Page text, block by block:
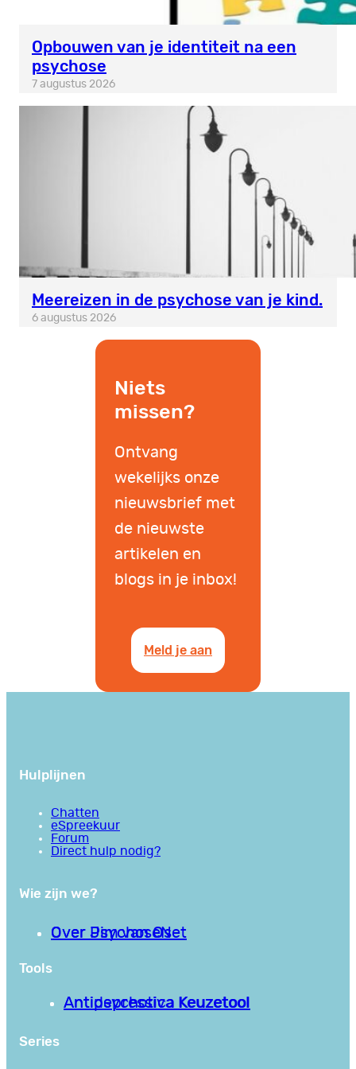
Opbouwen van je identiteit na een
psychose
7 augustus 2026
Meereizen in de psychose van je kind.
6 augustus 2026
Niets
missen?
Ontvang
wekelijks onze
nieuwsbrief met
de nieuwste
artikelen en
blogs in je inbox!
Meld je aan
Hulplijnen
Chatten
eSpreekuur
Forum
Direct hulp nodig?
Wie zijn we?
Over PsychoseNet
Over Jim van Os
Tools
Antipsychotica Keuzetool
Antidepressiva Keuzetool
Series